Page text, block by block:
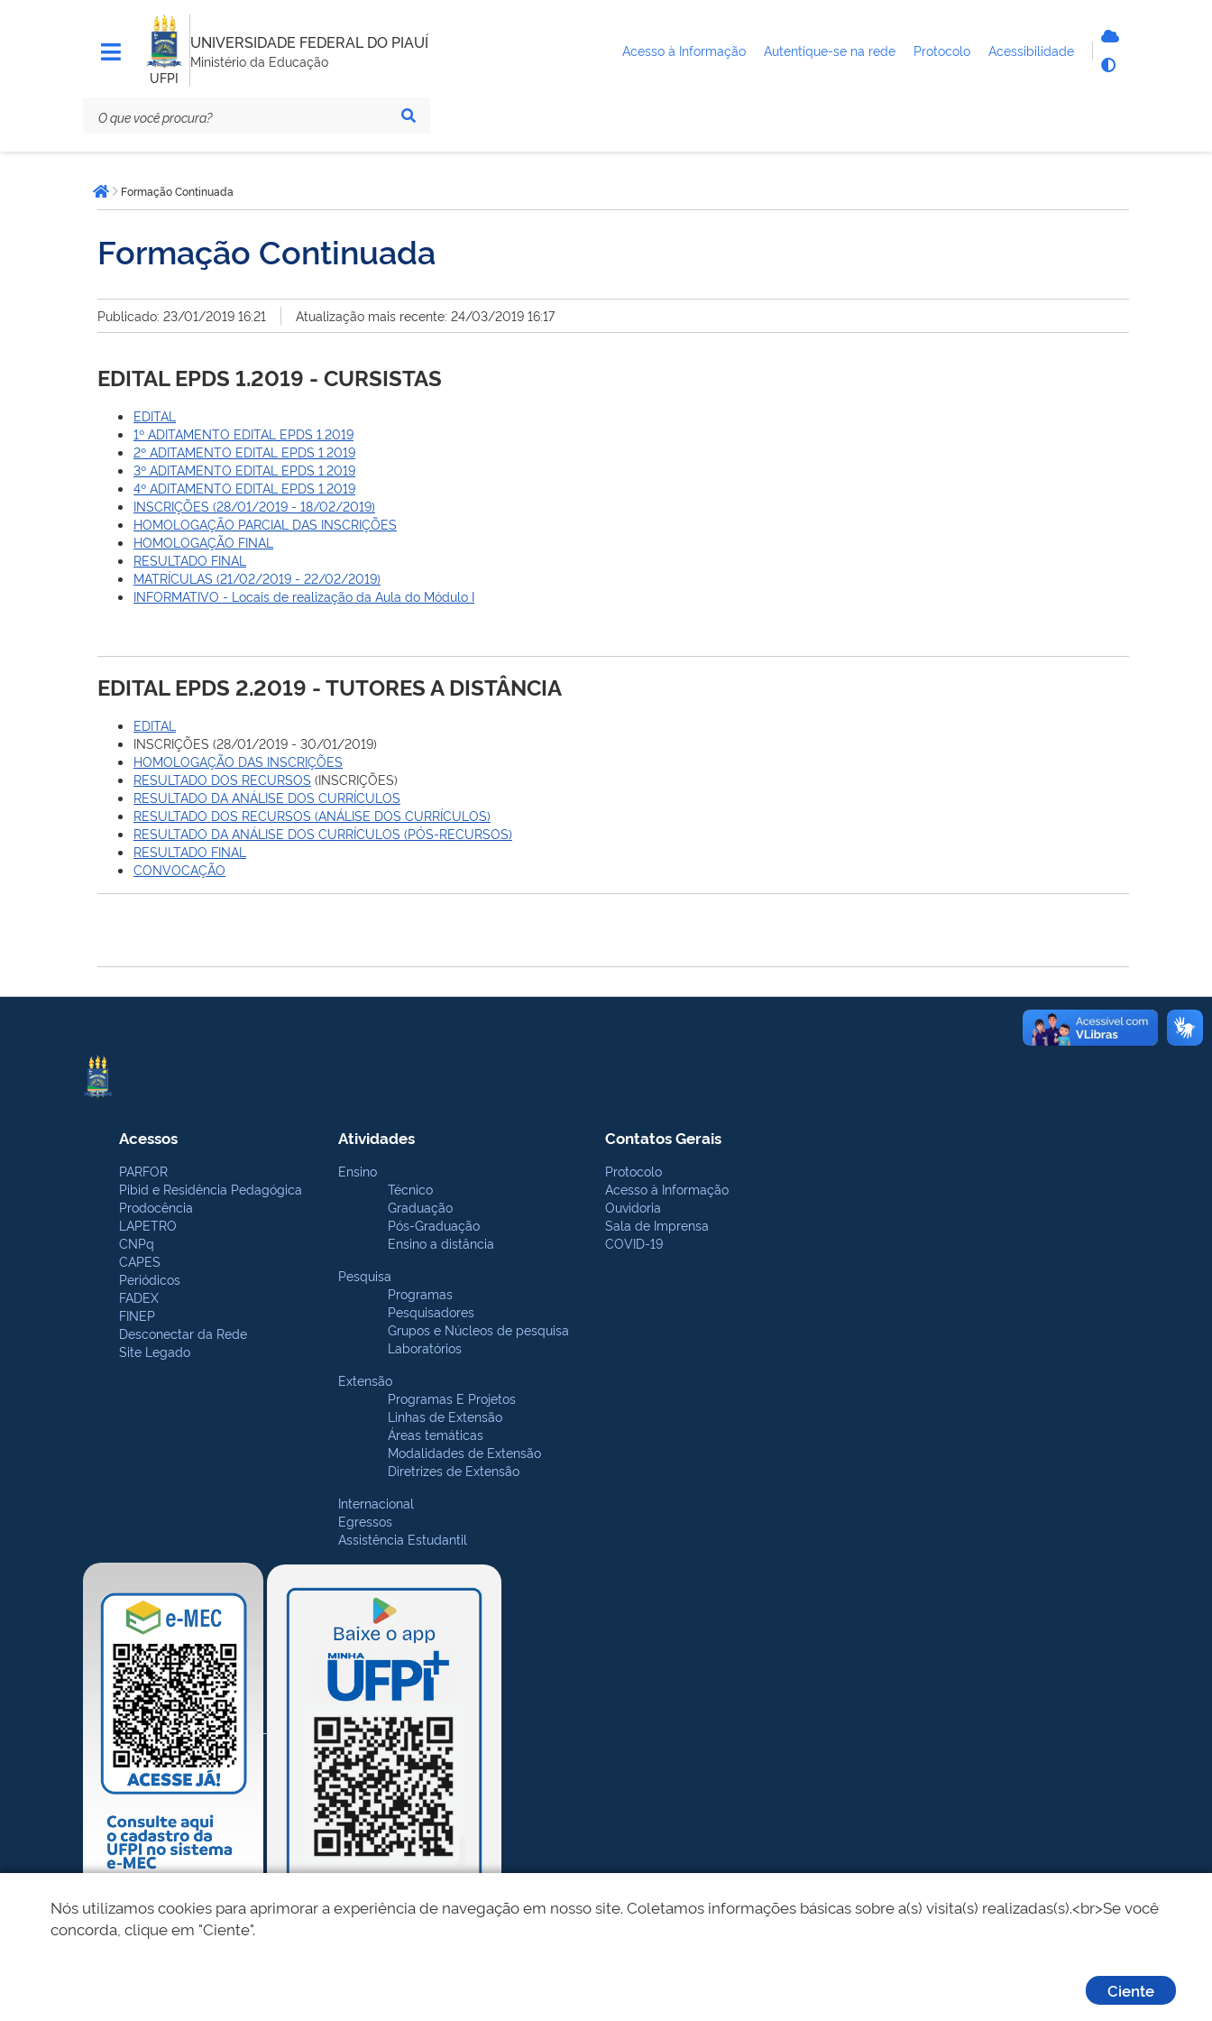
UFPI
UNIVERSIDADE FEDERAL DO PIAUÍ
Ministério da Educação
Acesso à Informação Autentique-se na rede Protocolo Acessibilidade
está
aqui:Página inicial
Formação Continuada
Formação Continuada
Publicado: 23/01/2019 16:21 Atualização mais recente: 24/03/2019 16:17
EDITAL EPDS 1.2019 - CURSISTAS
EDITAL
1º ADITAMENTO EDITAL EPDS 1.2019
2º ADITAMENTO EDITAL EPDS 1.2019
3º ADITAMENTO EDITAL EPDS 1.2019
4º ADITAMENTO EDITAL EPDS 1.2019
INSCRIÇÕES (28/01/2019 - 18/02/2019)
HOMOLOGAÇÃO PARCIAL DAS INSCRIÇÕES
HOMOLOGAÇÃO FINAL
RESULTADO FINAL
MATRÍCULAS (21/02/2019 - 22/02/2019)
INFORMATIVO - Locais de realização da Aula do Módulo I
EDITAL EPDS 2.2019 - TUTORES A DISTÂNCIA
EDITAL
INSCRIÇÕES (28/01/2019 - 30/01/2019)
HOMOLOGAÇÃO DAS INSCRIÇÕES
RESULTADO DOS RECURSOS (INSCRIÇÕES)
RESULTADO DA ANÁLISE DOS CURRÍCULOS
RESULTADO DOS RECURSOS (ANÁLISE DOS CURRÍCULOS)
RESULTADO DA ANÁLISE DOS CURRÍCULOS (PÓS-RECURSOS)
RESULTADO FINAL
CONVOCAÇÃO
Acessos
PARFOR
Pibid e Residência Pedagógica
Prodocência
LAPETRO
CNPq
CAPES
Periódicos
FADEX
FINEP
Desconectar da Rede
Site Legado
Atividades
Ensino
Técnico
Graduação
Pós-Graduação
Ensino a distância
Pesquisa
Programas
Pesquisadores
Grupos e Núcleos de pesquisa
Laboratórios
Extensão
Programas E Projetos
Linhas de Extensão
Áreas temáticas
Modalidades de Extensão
Diretrizes de Extensão
Internacional
Egressos
Assistência Estudantil
Contatos Gerais
Protocolo
Acesso à Informação
Ouvidoria
Sala de Imprensa
COVID-19
Nós utilizamos cookies para aprimorar a experiência de navegação em nosso site. Coletamos informações básicas sobre a(s) visita(s) realizadas(s).<br>Se você
concorda, clique em "Ciente".
Ciente